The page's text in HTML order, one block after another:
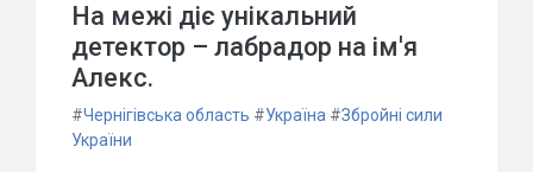
На межі діє унікальний
детектор – лабрадор на ім'я
Алекс.
#Чернігівська область #Україна #Збройні сили
України